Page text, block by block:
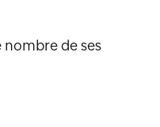
de ses